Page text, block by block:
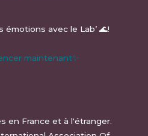
émotions avec le Lab’ 🌊!
maintenant✨
en France et à l'étranger.